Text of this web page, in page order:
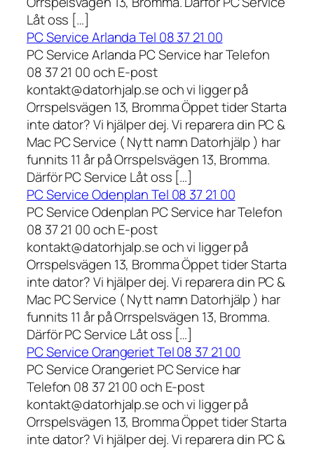
Låt oss […]
PC Service Arlanda Tel 08 37 21 00
PC Service Arlanda PC Service har Telefon
08 37 21 00 och E-post
kontakt@datorhjalp.se och vi ligger på
Orrspelsvägen 13, Bromma Öppet tider Starta
inte dator? Vi hjälper dej. Vi reparera din PC &
Mac PC Service ( Nytt namn Datorhjälp ) har
funnits 11 år på Orrspelsvägen 13, Bromma.
Därför PC Service Låt oss […]
PC Service Odenplan Tel 08 37 21 00
PC Service Odenplan PC Service har Telefon
08 37 21 00 och E-post
kontakt@datorhjalp.se och vi ligger på
Orrspelsvägen 13, Bromma Öppet tider Starta
inte dator? Vi hjälper dej. Vi reparera din PC &
Mac PC Service ( Nytt namn Datorhjälp ) har
funnits 11 år på Orrspelsvägen 13, Bromma.
Därför PC Service Låt oss […]
PC Service Orangeriet Tel 08 37 21 00
PC Service Orangeriet PC Service har
Telefon 08 37 21 00 och E-post
kontakt@datorhjalp.se och vi ligger på
Orrspelsvägen 13, Bromma Öppet tider Starta
inte dator? Vi hjälper dej. Vi reparera din PC &